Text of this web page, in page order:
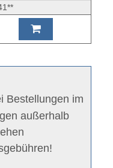
Bestellungen im
außerhalb